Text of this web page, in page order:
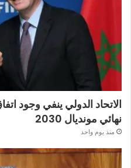
الاتحاد الدولي ينفي وجود
نهائي مونديال 2030
منذ يوم واحد